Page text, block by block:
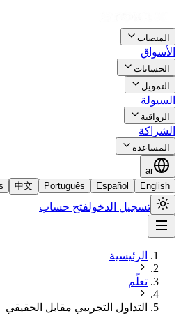
المنصات
الأسواق
الحسابات
التمويل
السيولة
الرواقية
الشراكة
المساعدة
ar
English
Español
Português
中文
تسجيل الدخولفتح حساب
الرئيسية
تعلّم
التداول التجريبي مقابل الحقيقي